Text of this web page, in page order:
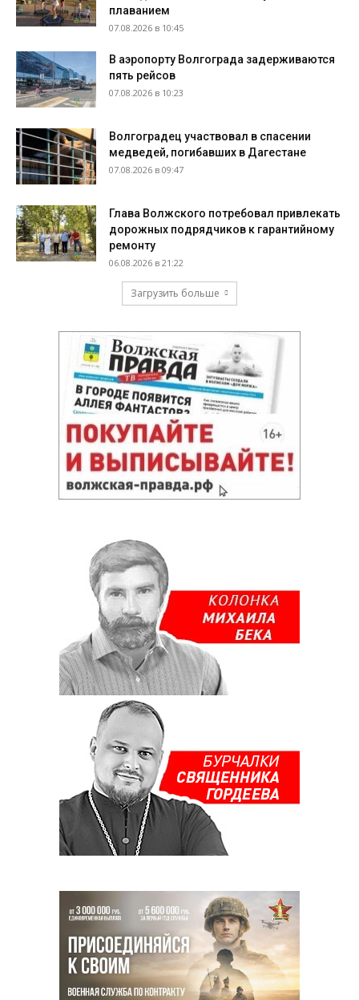
плаванием
07.08.2026 в 10:45
В аэропорту Волгограда задерживаются
пять рейсов
07.08.2026 в 10:23
Волгоградец участвовал в спасении
медведей, погибавших в Дагестане
07.08.2026 в 09:47
Глава Волжского потребовал привлекать
дорожных подрядчиков к гарантийному
ремонту
06.08.2026 в 21:22
Загрузить больше